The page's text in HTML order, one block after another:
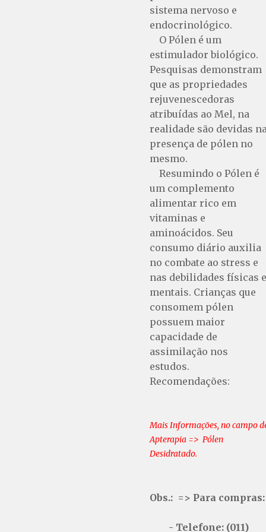
sistema nervoso e
endocrinológico.
O Pólen é um
estimulador biológico.
Pesquisas demonstram
que as propriedades
rejuvenescedoras
atribuídas ao Mel, na
realidade são devidas
presença de pólen no
mesmo.
Resumindo o Pólen é
um complemento
alimentar rico em
vitaminas e
aminoácidos. Seu
consumo diário auxilia
no combate ao stress e
nas debilidades físicas
mentais. Crianças que
consomem pólen
possuem maior
capacidade de
assimilação nos
estudos.
Recomendações:
Mais Informações, no campo
Apterapia => Pólen
Desidratado.
Obs.: => Para compras:
- Telefone: (011)